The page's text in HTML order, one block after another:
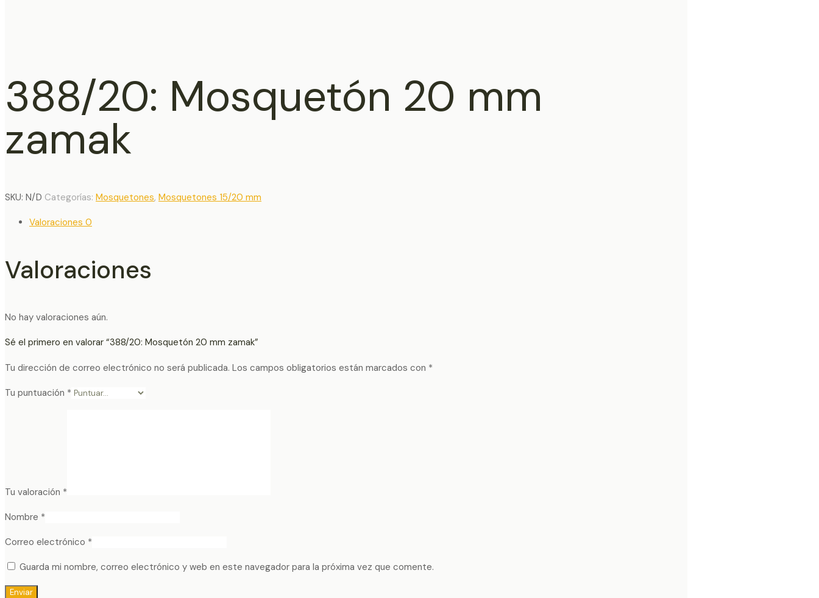
388/20: Mosquetón 20 mm
zamak
SKU: N/D Categorías: Mosquetones, Mosquetones 15/20 mm
Valoraciones 0
Valoraciones
No hay valoraciones aún.
Sé el primero en valorar “388/20: Mosquetón 20 mm zamak”
Tu dirección de correo electrónico no será publicada. Los campos obligatorios están marcados con *
Tu puntuación *
Tu valoración *
Nombre *
Correo electrónico *
Guarda mi nombre, correo electrónico y web en este navegador para la próxima vez que comente.